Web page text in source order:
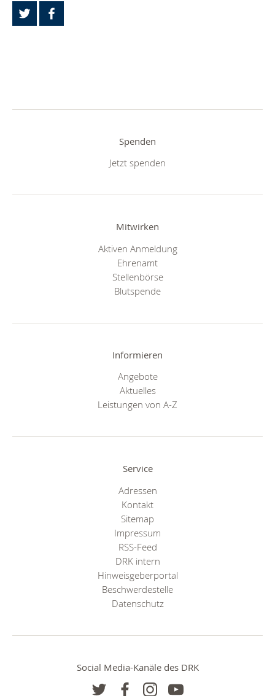
Spenden
Jetzt spenden
Mitwirken
Aktiven Anmeldung
Ehrenamt
Stellenbörse
Blutspende
Informieren
Angebote
Aktuelles
Leistungen von A-Z
Service
Adressen
Kontakt
Sitemap
Impressum
RSS-Feed
DRK intern
Hinweisgeberportal
Beschwerdestelle
Datenschutz
Social Media-Kanäle des DRK